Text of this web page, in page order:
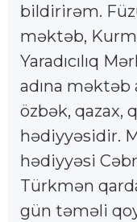
bildirirəm.
məktəb,
Yaradıcılıq
adına məktəb
özbək, qazax,
hədiyyəsidir.
hədiyyəsi
Türkmən
gün təməli